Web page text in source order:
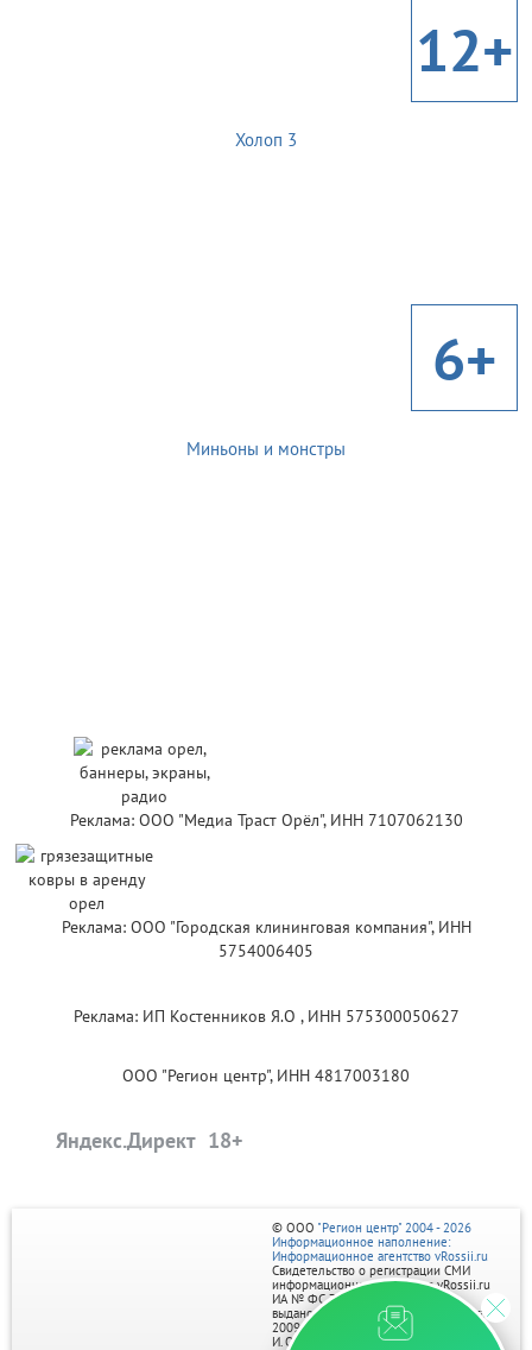
12+
Холоп 3
6+
Миньоны и монстры
Реклама: ООО "Медиа Траст Орёл", ИНН 7107062130
Реклама: ООО "Городская клининговая компания", ИНН
5754006405
Реклама: ИП Костенников Я.О , ИНН 575300050627
ООО "Регион центр", ИНН 4817003180
Яндекс.Директ
© ООО "Регион центр" 2004 - 2026
Информационное наполнение:
Информационное агентство vRossii.ru
Свидетельство о регистрации СМИ
информационного агентства vRossii.ru
ИА № ФС 77‑35502
выдано РОСКОМНАДЗОРом 04 марта
2009г.
И. О. Главного редактора Нарыков А. Н.